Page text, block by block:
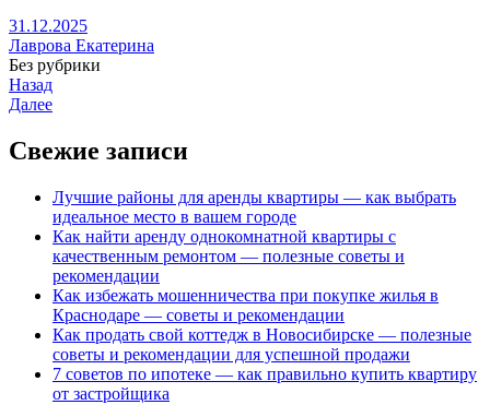
31.12.2025
Лаврова Екатерина
Без рубрики
Назад
Далее
Свежие записи
Лучшие районы для аренды квартиры — как выбрать
идеальное место в вашем городе
Как найти аренду однокомнатной квартиры с
качественным ремонтом — полезные советы и
рекомендации
Как избежать мошенничества при покупке жилья в
Краснодаре — советы и рекомендации
Как продать свой коттедж в Новосибирске — полезные
советы и рекомендации для успешной продажи
7 советов по ипотеке — как правильно купить квартиру
от застройщика